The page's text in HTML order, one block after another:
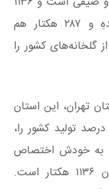
هکتار اختصاص دارد به گل شاخه بریدهِ و ۲۸۷ هکتار هم
ما هستند که ۲۵ درصد از گلخانه‌های کشور را
تهران، این استان
۱۲۵۴ میلیون گل شاخهِ بریدهِ ۶۰ درصد تولید کشور را،
به خودش اختصاص
دادهِ است. سطح گل شاخهِ بریدهِ استان ۱۱۳۶ هکتار است.